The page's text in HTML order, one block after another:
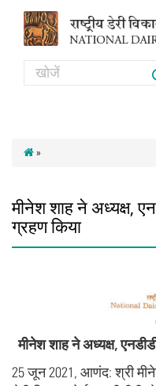
Search
»
मीनेश शाह ने अध्यक्ष,
ग्रहण किया
मीनेश शाह ने अध्यक्ष,
25 जून 2021, आणंद: श्री